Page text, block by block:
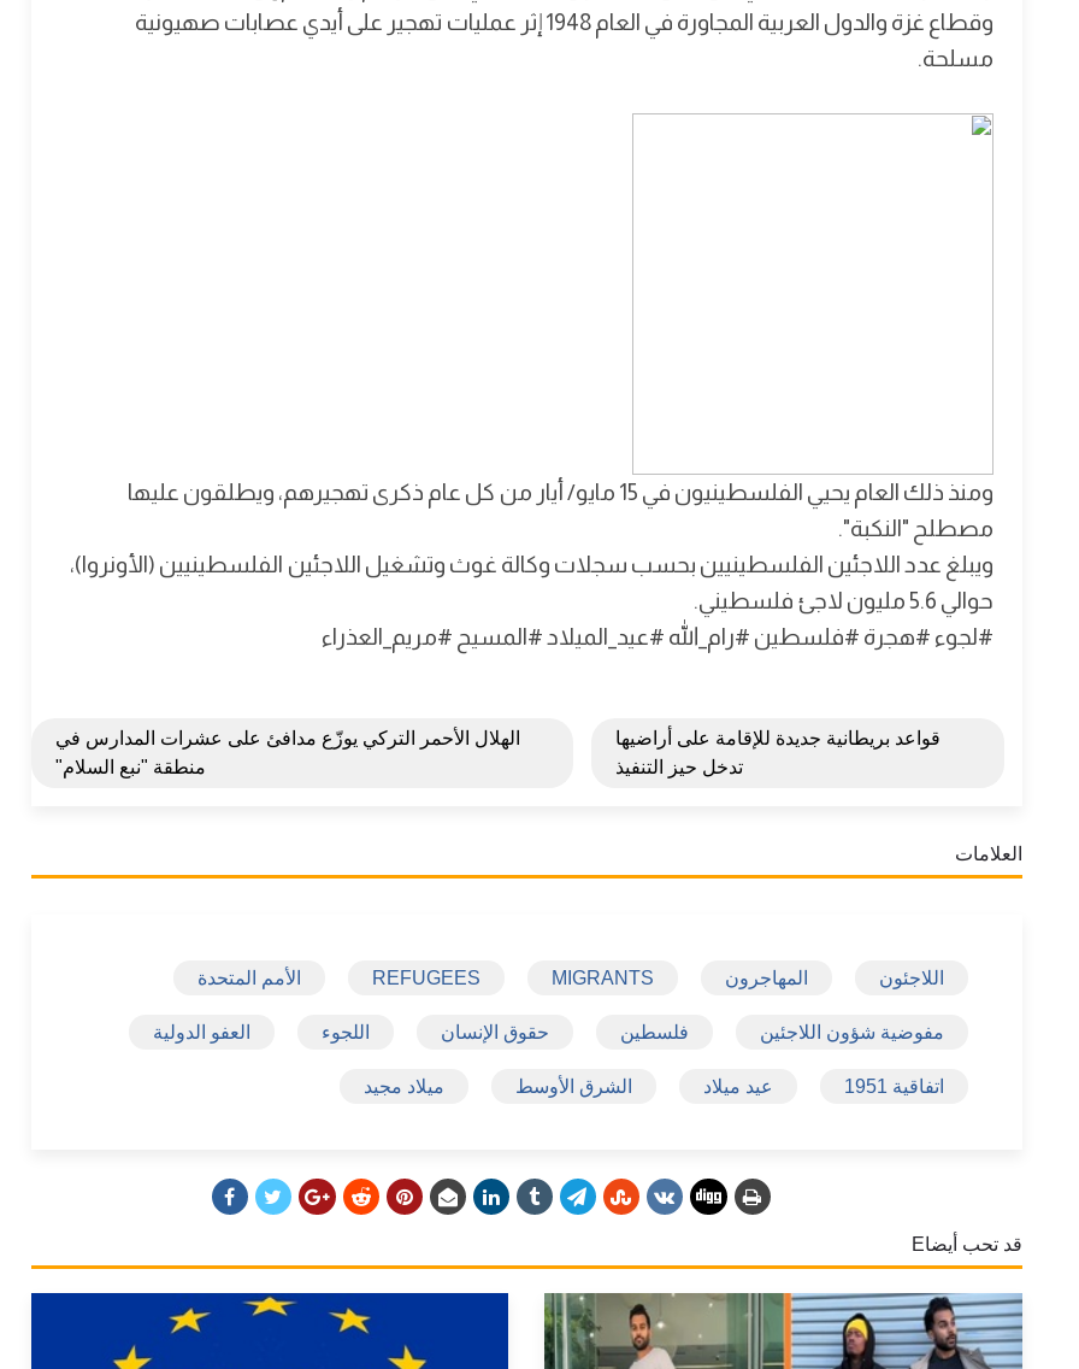
وقطاع غزة والدول العربية المجاورة في العام 1948 إثر عمليات تهجير على أيدي عصابات صهيونية
مسلحة.
ومنذ ذلك العام يحيي الفلسطينيون في 15 مايو/ أيار من كل عام ذكرى تهجيرهم، ويطلقون عليها
مصطلح "النكبة".
ويبلغ عدد اللاجئين الفلسطينيين بحسب سجلات وكالة غوث وتشغيل اللاجئين الفلسطينيين (الأونروا)،
حوالي 5.6 مليون لاجئ فلسطيني.
#لجوء #هجرة #فلسطين #رام_الله #عيد_الميلاد #المسيح #مريم_العذراء
قواعد بريطانية جديدة للإقامة على أراضيها
تدخل حيز التنفيذ
الهلال الأحمر التركي يوزّع مدافئ على عشرات المدارس في
منطقة "نبع السلام"
العلامات
اللاجئون المهاجرون MIGRANTS
REFUGEES الأمم المتحدة
مفوضية شؤون اللاجئين فلسطين حقوق الإنسان اللجوء العفو الدولية
اتفاقية 1951 عيد ميلاد الشرق الأوسط ميلاد مجيد
قد تحب أيضاE